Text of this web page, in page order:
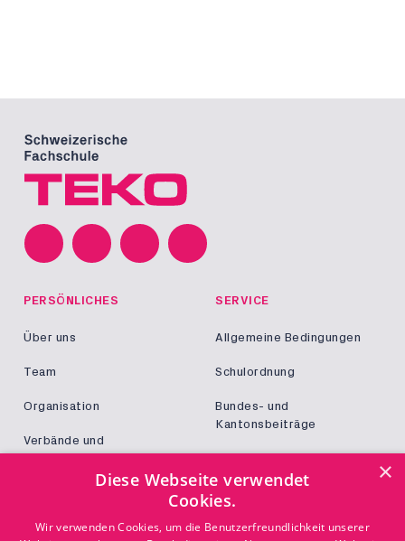
PERSÖNLICHES
Über uns
Team
Organisation
Verbände und
SERVICE
Allgemeine Bedingungen
Schulordnung
Bundes- und
Kantonsbeiträge
KONTAKT
×
Diese Webseite verwendet
Cookies.
Wir verwenden Cookies, um die Benutzerfreundlichkeit unserer